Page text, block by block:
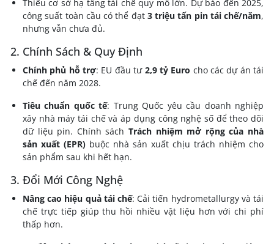
Thiếu cơ sở hạ tầng tái chế quy mô lớn. Dự báo đến 2025,
công suất toàn cầu có thể đạt 3 triệu tấn pin tái chế/năm,
nhưng vẫn chưa đủ.
2. Chính Sách & Quy Định
Chính phủ hỗ trợ: EU đầu tư 2,9 tỷ Euro cho các dự án tái
chế đến năm 2028.
Tiêu chuẩn quốc tế: Trung Quốc yêu cầu doanh nghiệp
xây nhà máy tái chế và áp dụng công nghệ số để theo dõi
dữ liệu pin. Chính sách Trách nhiệm mở rộng của nhà
sản xuất (EPR) buộc nhà sản xuất chịu trách nhiệm cho
sản phẩm sau khi hết hạn.
3. Đổi Mới Công Nghệ
Nâng cao hiệu quả tái chế: Cải tiến hydrometallurgy và tái
chế trực tiếp giúp thu hồi nhiều vật liệu hơn với chi phí
thấp hơn.